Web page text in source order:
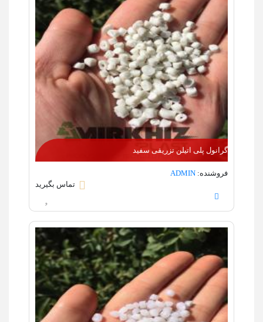
گرانول پلی اتیلن تزریقی سفید
فروشنده: ADMIN
تماس بگیرید